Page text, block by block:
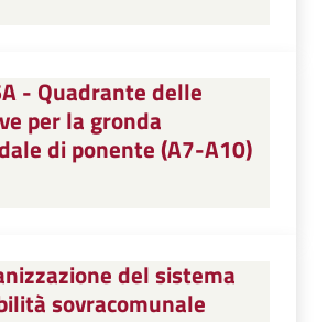
- Quadrante delle
per la gronda
di ponente (A7-A10)
del sistema
sovracomunale